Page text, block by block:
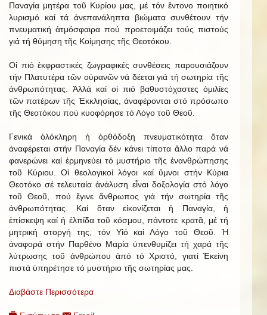
Παναγία μητέρα τοῦ Κυρίου μας, μέ τόν ἔντονο ποιητικό
λυρισμό καί τά ἀνεπανάληπτα βιώματα συνθέτουν τήν
πνευματική ἀτμόσφαιρα πού προετοιμάζει τούς πιστούς
γιά τή θύμηση τῆς Κοίμησης τῆς Θεοτόκου.
Οἱ πιό ἐκφραστικές ζωγραφικές συνθέσεις παρουσιάζουν
τήν Πλατυτέρα τῶν οὐρανῶν νά δέεται γιά τή σωτηρία τῆς
ἀνθρωπότητας. Ἀλλά καί οἱ πιό βαθυστόχαστες ὁμιλίες
τῶν πατέρων τῆς Ἐκκλησίας, ἀναφέρονται στό πρόσωπο
τῆς Θεοτόκου πού κυοφόρησε τό Λόγο τοῦ Θεοῦ.
Γενικά ὁλόκληρη ἡ ὀρθόδοξη πνευματικότητα ὅταν
ἀναφέρεται στήν Παναγία δέν κάνει τίποτα ἄλλο παρά νά
φανερώνει καί ἑρμηνεύει τό μυστήριο τῆς ἐνανθρώπησης
τοῦ Κύριου. Οἱ θεολογικοί λόγοι καί ὕμνοι στήν Κύρια
Θεοτόκο σέ τελευταία ἀνάλυση εἶναι δοξολογία στό λόγο
τοῦ Θεοῦ, πού ἔγινε ἄνθρωπος γιά τήν σωτηρία τῆς
ἀνθρωπότητας. Καί ὅταν εἰκονίζεται ἡ Παναγία, ἡ
ἐπίσκεψη καί ἡ ἐλπίδα τοῦ κόσμου, πάντοτε κρατᾶ, μέ τή
μητρική στοργή της, τόν Υἱό καί Λόγο τοῦ Θεοῦ. Ἡ
ἀναφορά στήν Παρθένο Μαρία ὑπενθυμίζει τή χαρά τῆς
λύτρωσης τοῦ ἀνθρώπου ἀπό τό Χριστό, γιατί Ἐκείνη
πιστά ὑπηρέτησε τό μυστήριο τῆς σωτηρίας μας.
Διαβάστε Περισσότερα